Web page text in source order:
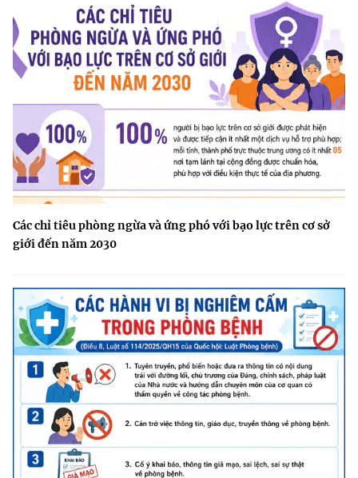
Các chỉ tiêu phòng ngừa và ứng phó với bạo lực trên cơ sở
giới đến năm 2030